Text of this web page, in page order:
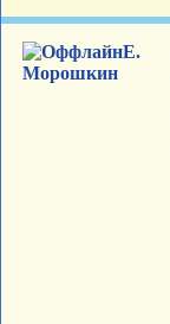
Е.
Морошкин